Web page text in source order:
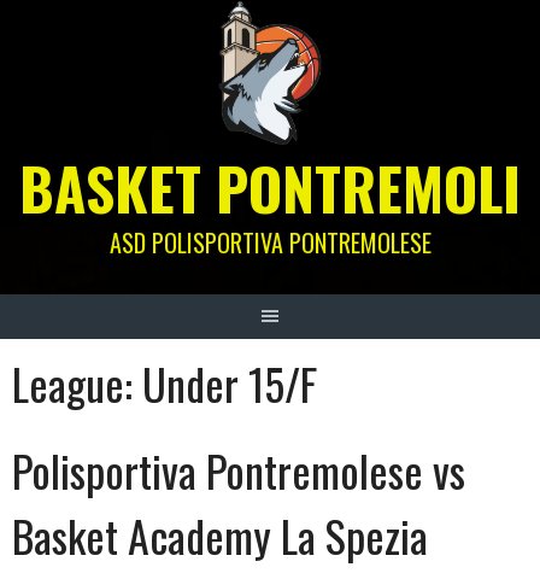
BASKET PONTREMOLI
ASD POLISPORTIVA PONTREMOLESE
League: Under 15/F
Polisportiva Pontremolese vs
Basket Academy La Spezia